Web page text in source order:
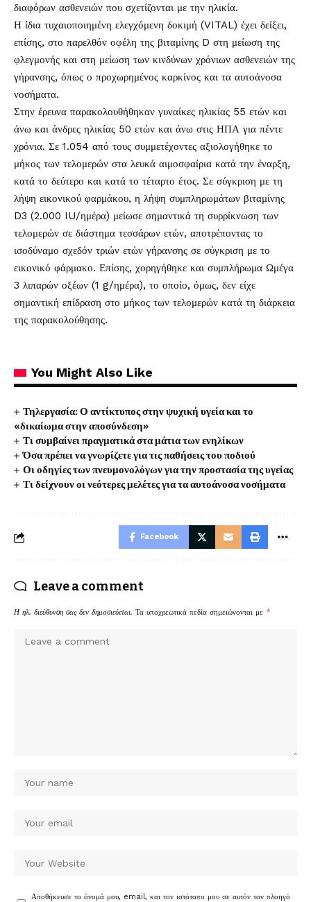
διαφόρων ασθενειών που σχετίζονται με την ηλικία.
Η ίδια τυχαιοποιημένη ελεγχόμενη δοκιμή (VITAL) έχει δείξει,
επίσης, στο παρελθόν οφέλη της βιταμίνης D στη μείωση της
φλεγμονής και στη μείωση των κινδύνων χρόνιων ασθενειών της
γήρανσης, όπως ο προχωρημένος καρκίνος και τα αυτοάνοσα
νοσήματα.
Στην έρευνα παρακολουθήθηκαν γυναίκες ηλικίας 55 ετών και
άνω και άνδρες ηλικίας 50 ετών και άνω στις ΗΠΑ για πέντε
χρόνια. Σε 1.054 από τους συμμετέχοντες αξιολογήθηκε το
μήκος των τελομερών στα λευκά αιμοσφαίρια κατά την έναρξη,
κατά το δεύτερο και κατά το τέταρτο έτος. Σε σύγκριση με τη
λήψη εικονικού φαρμάκου, η λήψη συμπληρωμάτων βιταμίνης
D3 (2.000 IU/ημέρα) μείωσε σημαντικά τη συρρίκνωση των
τελομερών σε διάστημα τεσσάρων ετών, αποτρέποντας το
ισοδύναμο σχεδόν τριών ετών γήρανσης σε σύγκριση με το
εικονικό φάρμακο. Επίσης, χορηγήθηκε και συμπλήρωμα Ωμέγα
3 λιπαρών οξέων (1 g/ημέρα), το οποίο, όμως, δεν είχε
σημαντική επίδραση στο μήκος των τελομερών κατά τη διάρκεια
της παρακολούθησης.
You Might Also Like
Τηλεργασία: Ο αντίκτυπος στην ψυχική υγεία και το
«δικαίωμα στην αποσύνδεση»
Τι συμβαίνει πραγματικά στα μάτια των ενηλίκων
Όσα πρέπει να γνωρίζετε για τις παθήσεις του ποδιού
Οι οδηγίες των πνευμονολόγων για την προστασία της υγείας
Τι δείχνουν οι νεότερες μελέτες για τα αυτοάνοσα νοσήματα
Facebook
Leave a comment
Η ηλ. διεύθυνση σας δεν δημοσιεύεται. Τα υποχρεωτικά πεδία σημειώνονται με *
Αποθήκευσε το όνομά μου, email, και τον ιστότοπο μου σε αυτόν τον πλοηγό